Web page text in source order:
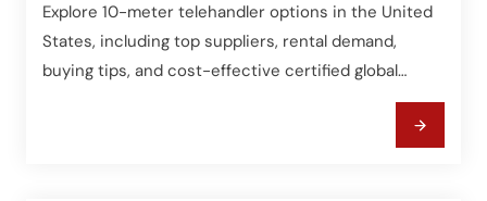
Explore 10-meter telehandler options in the United
States, including top suppliers, rental demand,
buying tips, and cost-effective certified global